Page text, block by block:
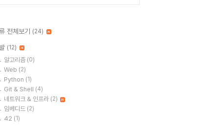
전체보기 (24)
(12)
알고리즘 (0)
Web (2)
Python (1)
Git & Shell (4)
네트워크 & 인프라 (2)
임베디드 (2)
42 (1)